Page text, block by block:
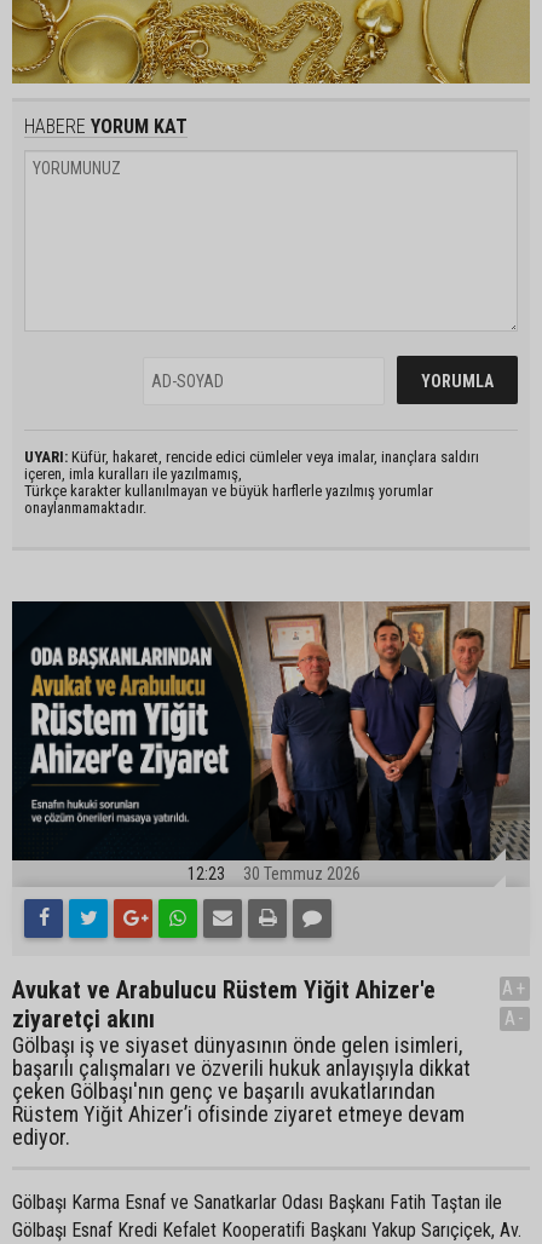
HABERE YORUM KAT
UYARI: Küfür, hakaret, rencide edici cümleler veya imalar, inançlara saldırı
içeren, imla kuralları ile yazılmamış,
Türkçe karakter kullanılmayan ve büyük harflerle yazılmış yorumlar
onaylanmamaktadır.
12:23 30 Temmuz 2026
Avukat ve Arabulucu Rüstem Yiğit Ahizer'e
ziyaretçi akını
Gölbaşı iş ve siyaset dünyasının önde gelen isimleri,
başarılı çalışmaları ve özverili hukuk anlayışıyla dikkat
çeken Gölbaşı'nın genç ve başarılı avukatlarından
Rüstem Yiğit Ahizer’i ofisinde ziyaret etmeye devam
ediyor.
A+
A-
Gölbaşı Karma Esnaf ve Sanatkarlar Odası Başkanı Fatih Taştan ile
Gölbaşı Esnaf Kredi Kefalet Kooperatifi Başkanı Yakup Sarıçiçek, Av.